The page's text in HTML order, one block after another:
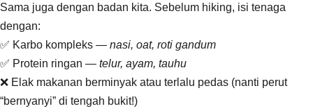
Sama juga dengan badan kita. Sebelum hiking, isi tenaga
dengan:
✅ Karbo kompleks — nasi, oat, roti gandum
✅ Protein ringan — telur, ayam, tauhu
❌ Elak makanan berminyak atau terlalu pedas (nanti perut
“bernyanyi” di tengah bukit!)